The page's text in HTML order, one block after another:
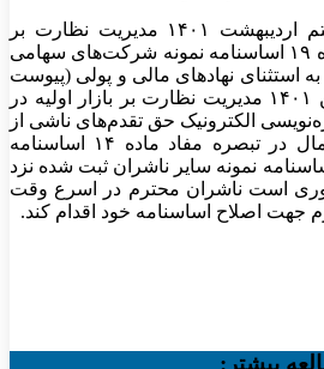
۳. پیرو ابلاغیه مورخ بیستم اردیبهشت ۱۴۰۱ مدیریت نظارت بر
ناشران مبنی بر اصلاح ماده ۱۹ اساسنامه نمونه شرکت‌های سهامی
استثنای نهادهای مالی و پولی (پیوست
۱) و ابلاغیه مورخ ۱۸ بهمن ۱۴۰۱ مدیریت نظارت بر بازار اولیه در
الکترونیک حق تقدم‌های ناشی از
افزایش سرمایه جهت اعمال در تبصره مفاد ماده ۱۴ اساسنامه
نمونه سایر ناشران ثبت شده نزد
۲)، ضروری است ناشران محترم در اسرع وقت
جهت اصلاح اساسنامه خود اقدام کند.
بیشتر: